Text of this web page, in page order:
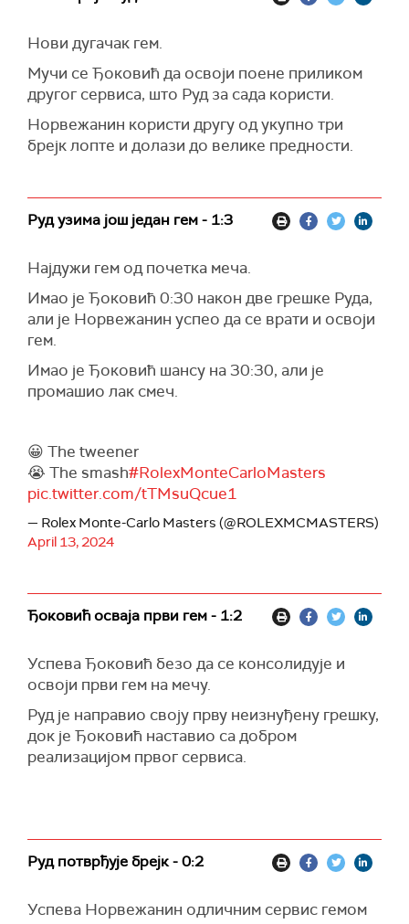
Нови дугачак гем.
Мучи се Ђоковић да освоји поене приликом
другог сервиса, што Руд за сада користи.
Норвежанин користи другу од укупно три
брејк лопте и долази до велике предности.
Руд узима још један гем - 1:3
Најдужи гем од почетка меча.
Имао је Ђоковић 0:30 након две грешке Руда,
али је Норвежанин успео да се врати и освоји
гем.
Имао је Ђоковић шансу на 30:30, али је
промашио лак смеч.
😀 The tweener
😭 The smash#RolexMonteCarloMasters
pic.twitter.com/tTMsuQcue1
— Rolex Monte-Carlo Masters (@ROLEXMCMASTERS)
April 13, 2024
Ђоковић осваја први гем - 1:2
Успева Ђоковић безо да се консолидује и
освоји први гем на мечу.
Руд је направио своју прву неизнуђену грешку,
док је Ђоковић наставио са добром
реализацијом првог сервиса.
Руд потврђује брејк - 0:2
Успева Норвежанин одличним сервис гемом